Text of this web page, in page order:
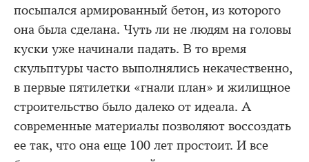
посыпался армированный бетон, из которого
она была сделана. Чуть ли не людям на головы
куски уже начинали падать. В то время
скульптуры часто выполнялись некачественно,
в первые пятилетки «гнали план» и жилищное
строительство было далеко от идеала. А
современные материалы позволяют воссоздать
ее так, что она еще 100 лет простоит. И все